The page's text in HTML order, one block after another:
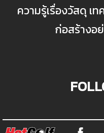
ความรู้เรื่องวัสดุ เ
ก่อสร้างอ